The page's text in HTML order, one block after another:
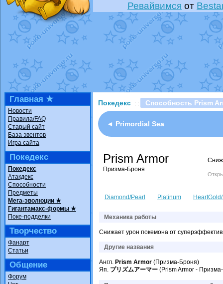
Ревайвимся от
Всё, трындец
Технические
доброе утро славяне
Йолда и Мимикью
от
Недовольный
The Dark Wishmaker
шадоу спиритомбот
траббишот
Raging Bolt
Shadow mismagius
Главная ★
Новости
Правила/FAQ
Старый сайт
База эвентов
Игра сайта
Покедекс
Покедекс
Атакдекс
Способности
Предметы
Мега-эволюции ★
Гигантамакс-формы ★
Поке-подделки
Творчество
Фанарт
Статьи
Общение
Форум
Покедекс : : Способность Prism
◄ Primordial Sea
Prism Armor
Призма-Броня
Diamond/Pearl Platinum
Механика работы
Снижает урон покемона от
Другие названия
Англ. Prism Armor (Призма-Броня)
Яп. プリズムアーマー (Prism Armor -